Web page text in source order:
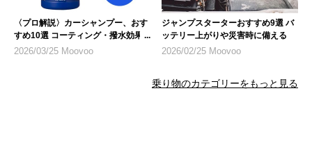
〈プロ解説〉カーシャンプー、おす
すめ10選 コーティング・撥水効果
なども
2026/03/25 Moovoo
ジャンプスターターおすすめ9選 バ
ッテリー上がりや災害時に備える
2026/02/25 Moovoo
乗り物のカテゴリーをもっと見る